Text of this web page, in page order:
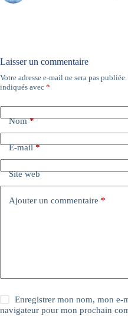
Laisser un commentaire
Votre adresse e-mail ne sera pas publiée.
indiqués avec *
Nom*
E-mail*
Site web
Ajouter un commentaire *
Enregistrer mon nom, mon e-
navigateur pour mon prochain
A
l
r
n
v
e